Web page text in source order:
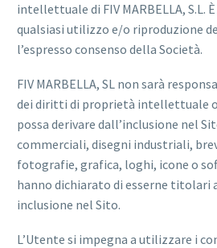
intellettuale di FIV MARBELLA, S.L.
qualsiasi utilizzo e/o riproduzione
l’espresso consenso della Società.
FIV MARBELLA, SL non sarà
dei diritti di proprietà intellettuale
possa derivare dall’inclusione nel
commerciali, disegni industriali,
fotografie, grafica, loghi, icone o
hanno dichiarato di esserne
inclusione nel Sito.
L’Utente si impegna a utilizzare i